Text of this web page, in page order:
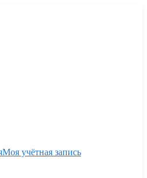
Моя учётная запись